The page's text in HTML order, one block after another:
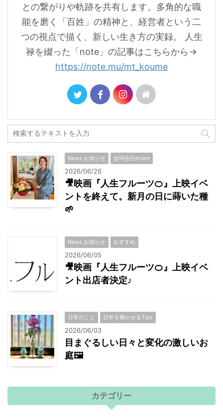
との繋がりや軌跡を共有します。多角的な職
能を磨く「百姓」の精神と、経営者という二
つの視点で描く、新しい生き方の実録。 人生
禄を綴った「note」の記事はこちらから→
https://note.mu/mt_koume
News お知らせ 合同会社miare
2026/06/26
🎥映画『人生フルーツ🍊』上映イベ
ントを終えて。新月の日に蒔いた種
🌱
News お知らせ おすすめ
2026/06/05
🎥映画『人生フルーツ🍊』上映イベ
ント出店者決定♪
日常のこと 日常を輝かせるTips
2026/06/03
目まぐるしい日々と変化の激しいお
庭🖼
カテゴリー